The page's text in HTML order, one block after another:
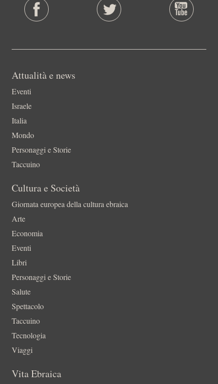
Attualità e news
Eventi
Israele
Italia
Mondo
Personaggi e Storie
Taccuino
Cultura e Società
Giornata europea della cultura ebraica
Arte
Economia
Eventi
Libri
Personaggi e Storie
Salute
Spettacolo
Taccuino
Tecnologia
Viaggi
Vita Ebraica